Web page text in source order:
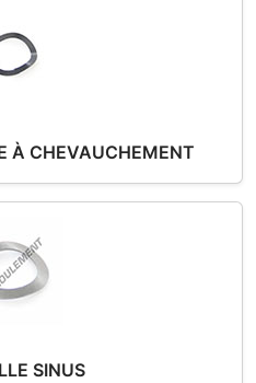
À CHEVAUCHEMENT
SINUS